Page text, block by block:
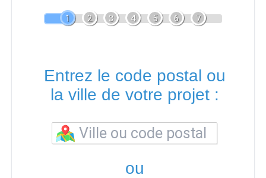
1 2 3 4 5 6 7
Entrez le code postal ou
la ville de votre projet :
ou